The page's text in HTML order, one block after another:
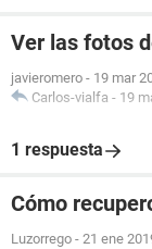
Ver las fotos
javieromero - 19 mar
Carlos-vialfa - 19
1 respuesta
Cómo
Luzorrego - 21 ene